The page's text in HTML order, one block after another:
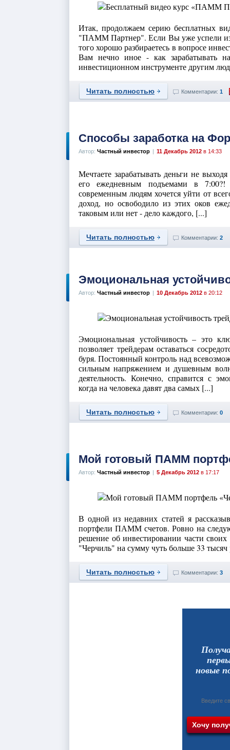
Итак, продолжаем серию бесплатных
"ПАММ Партнер". Если Вы уже успели
того хорошо разбираетесь в вопросе
Вам нечно иное - как зарабатывать
инвестиционном инструменте другим
Читать полностью Комментарии: 1
Способы заработка на
Автор: Частный инвестор | 11 Декабрь 2012 в 14:33
Мечтаете зарабатывать деньги не
его ежедневным подъемами в
современным людям хочется уйти от
доход, но освободило из этих оков
таковым или нет - дело каждого, [...]
Читать полностью Комментарии: 2
Эмоциональная
Автор: Частный инвестор | 10 Декабрь 2012 в 20:12
Эмоциональная устойчивость – это
позволяет трейдерам оставаться
буря. Постоянный контроль над
сильным напряжением и душевным
деятельность. Конечно, справится с
когда на человека давят два самых [...]
Читать полностью Комментарии: 0
Мой готовый ПАММ
Автор: Частный инвестор | 5 Декабрь 2012 в 17:17
В одной из недавних статей я
портфели ПАММ счетов. Ровно на
решение об инвестировании части
"Черчиль" на сумму чуть больше 33 тысяч
Читать полностью Комментарии: 3
новые